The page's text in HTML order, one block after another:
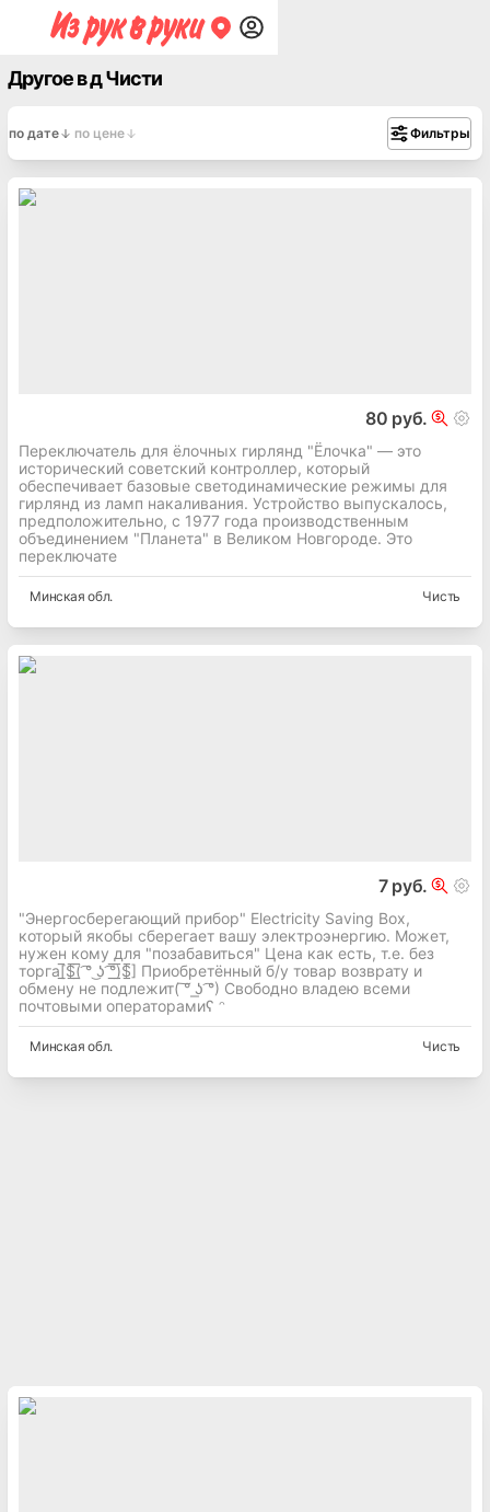
Другое в д Чисти
по дате по цене Фильтры
80 руб.
Переключатель для ёлочных гирлянд "Ёлочка" — это
исторический советский контроллер, который
обеспечивает базовые светодинамические режимы для
гирлянд из ламп накаливания. Устройство выпускалось,
предположительно, с 1977 года производственным
объединением "Планета" в Великом Новгороде. Это
переключате
Минская обл. Чисть
7 руб.
"Энергосберегающий прибор" Electricity Saving Box,
который якобы сберегает вашу электроэнергию. Может,
нужен кому для "позабавиться" Цена как есть, т.е. без
торга[̲̅$̲̅(̲̅ ͡° ͜ʖ ͡°̲̅)̲̅$̲̅] Приобретённый б/у товар возврату и
обмену не подлежит( ͠° ͟ʖ ͡°) Свободно владею всеми
почтовыми операторамиʕ ᵔ
Минская обл. Чисть